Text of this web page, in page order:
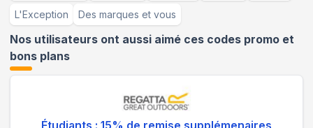
L'Exception Des marques et vous
Nos utilisateurs ont aussi aimé ces codes promo et
bons plans